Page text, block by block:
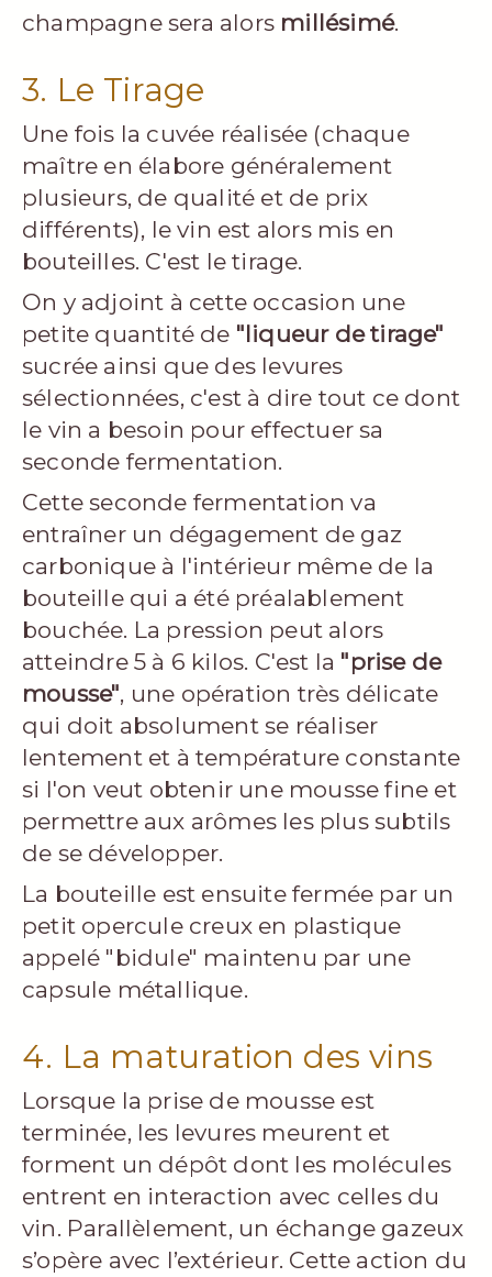
champagne sera alors millésimé.
3. Le Tirage
Une fois la cuvée réalisée (chaque
maître en élabore généralement
plusieurs, de qualité et de prix
différents), le vin est alors mis en
bouteilles. C'est le tirage.
On y adjoint à cette occasion une
petite quantité de "liqueur de tirage"
sucrée ainsi que des levures
sélectionnées, c'est à dire tout ce dont
le vin a besoin pour effectuer sa
seconde fermentation.
Cette seconde fermentation va
entraîner un dégagement de gaz
carbonique à l'intérieur même de la
bouteille qui a été préalablement
bouchée. La pression peut alors
atteindre 5 à 6 kilos. C'est la "prise de
mousse", une opération très délicate
qui doit absolument se réaliser
lentement et à température constante
si l'on veut obtenir une mousse fine et
permettre aux arômes les plus subtils
de se développer.
La bouteille est ensuite fermée par un
petit opercule creux en plastique
appelé "bidule" maintenu par une
capsule métallique.
4. La maturation des vins
Lorsque la prise de mousse est
terminée, les levures meurent et
forment un dépôt dont les molécules
entrent en interaction avec celles du
vin. Parallèlement, un échange gazeux
s’opère avec l’extérieur. Cette action du